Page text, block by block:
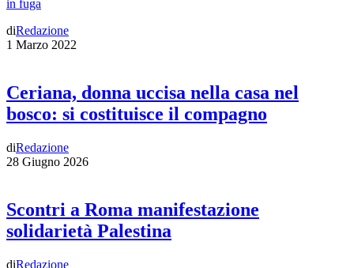
in fuga
diRedazione
1 Marzo 2022
Ceriana, donna uccisa nella casa nel
bosco: si costituisce il compagno
diRedazione
28 Giugno 2026
Scontri a Roma manifestazione
solidarietà Palestina
diRedazione